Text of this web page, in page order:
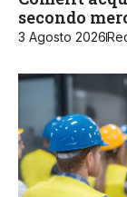
secondo
3 Agosto 2026